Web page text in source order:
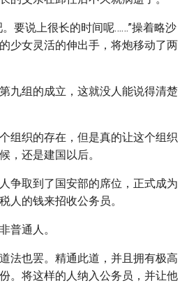
要说上很长的时间呢……”操着略沙
少女灵活的伸出手，将炮移动了两
九组的成立，这就没人能说得清楚
组织的存在，但是真的让这个组织
，还是建国以后。
争取到了国安部的席位，正式成为
人的钱来招收公务员。
普通人。
法也罢。精通此道，并且拥有极高
。将这样的人纳入公务员，并让他